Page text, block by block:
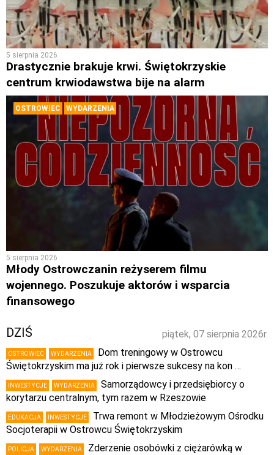
5 sierpnia 2026
Drastycznie brakuje krwi. Świętokrzyskie
centrum krwiodawstwa bije na alarm
OSTROWIEC WYDARZENIA
5 sierpnia 2026
Młody Ostrowczanin reżyserem filmu
wojennego. Poszukuje aktorów i wsparcia
finansowego
piątek, 07 sierpnia 2026r.
DZIŚ
OSTROWIEC WYDARZENIA
Dom treningowy w Ostrowcu
Świętokrzyskim ma już rok i pierwsze sukcesy na kon …
INWESTYCJE WYDARZENIA
Samorządowcy i przedsiębiorcy o
korytarzu centralnym, tym razem w Rzeszowie
EDUKACJA INWESTYCJE
Trwa remont w Młodzieżowym Ośrodku
Socjoterapii w Ostrowcu Świętokrzyskim
POLICJA WYDARZENIA
Zderzenie osobówki z ciężarówką w